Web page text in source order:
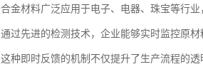
合金材料广泛应用于电子、电器、珠宝等行
通过先进的检测技术，企业能够实时监控原
这种即时反馈的机制不仅提升了生产流程的